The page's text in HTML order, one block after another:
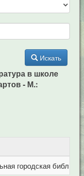
Искать
в школе
- М.:
городская